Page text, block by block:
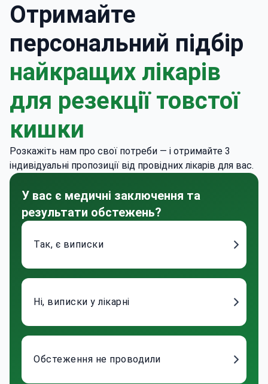
Отримайте
персональний підбір
найкращих лікарів
для резекції товстої
кишки
Розкажіть нам про свої потреби — і отримайте 3
індивідуальні пропозиції від провідних лікарів для вас.
У вас є медичні заключення та
результати обстежень?
Так, є виписки
Ні, виписки у лікарні
Обстеження не проводили